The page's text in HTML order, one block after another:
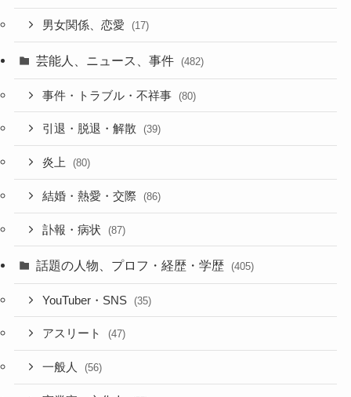
男女関係、恋愛 (17)
芸能人、ニュース、事件 (482)
事件・トラブル・不祥事 (80)
引退・脱退・解散 (39)
炎上 (80)
結婚・熱愛・交際 (86)
訃報・病状 (87)
話題の人物、プロフ・経歴・学歴 (405)
YouTuber・SNS (35)
アスリート (47)
一般人 (56)